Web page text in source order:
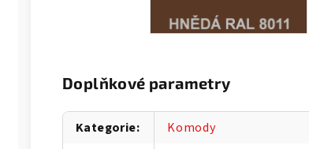
Doplňkové parametry
Kategorie: Komody